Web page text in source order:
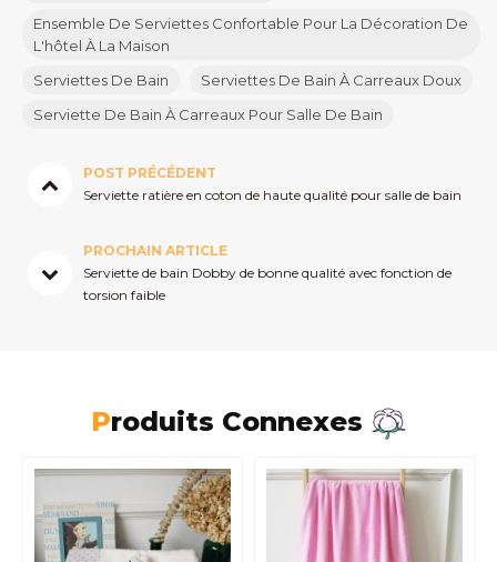
Ensemble De Serviettes Confortable Pour La Décoration De
L'hôtel À La Maison
Serviettes De Bain
Serviettes De Bain À Carreaux Doux
Serviette De Bain À Carreaux Pour Salle De Bain
POST PRÉCÉDENT
Serviette ratière en coton de haute qualité pour salle de bain
PROCHAIN ARTICLE
Serviette de bain Dobby de bonne qualité avec fonction de
torsion faible
Produits Connexes